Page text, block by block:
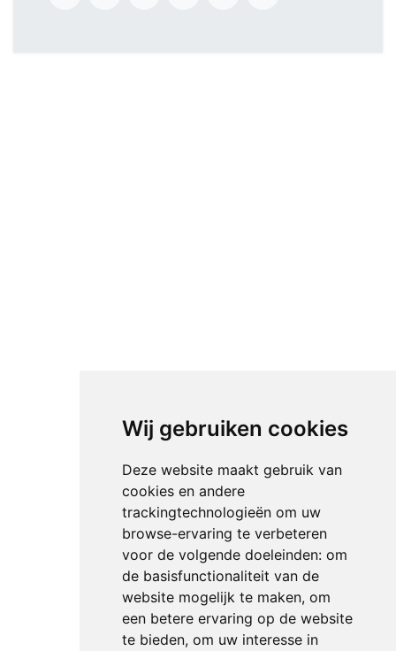
Wij gebruiken cookies
Deze website maakt gebruik van
cookies en andere
trackingtechnologieën om uw
browse-ervaring te verbeteren
voor de volgende doeleinden: om
de basisfunctionaliteit van de
website mogelijk te maken, om
een betere ervaring op de website
te bieden, om uw interesse in